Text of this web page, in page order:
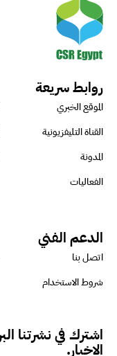
روابط سريعة
الموقع الخبري
القناة التليفزيونية
المدونة
الفعاليات
الدعم الفني
اتصل بنا
شروط الاستخدام
اشترك في نشرتنا
الاخبار.